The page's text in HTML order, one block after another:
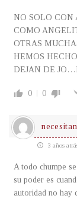
NO SOLO CON
COMO
OTRAS
HEMOS
DEJAN DE
0 0
3 años
A todo chumpe
su poder es
autoridad no hay